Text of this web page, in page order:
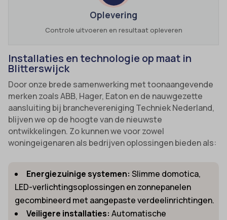
Oplevering
Controle uitvoeren en resultaat opleveren
Installaties en technologie op maat in
Blitterswijck
Door onze brede samenwerking met toonaangevende
merken zoals ABB, Hager, Eaton en de nauwgezette
aansluiting bij branchevereniging Techniek Nederland,
blijven we op de hoogte van de nieuwste
ontwikkelingen. Zo kunnen we voor zowel
woningeigenaren als bedrijven oplossingen bieden als:
Energiezuinige systemen: Slimme domotica,
LED-verlichtingsoplossingen en zonnepanelen
gecombineerd met aangepaste verdeelinrichtingen.
Veiligere installaties: Automatische